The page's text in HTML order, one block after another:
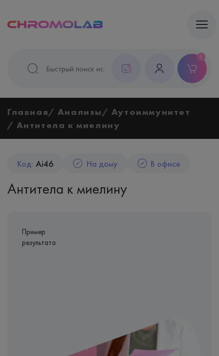
0
Главная Анализы
Аутоиммунитет
Антитела к миелину
Код: Ai46 На дому В офисе
Антитела к миелину
Пример
результата